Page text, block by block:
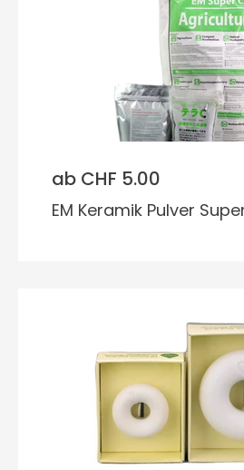
ab CHF 5.00
EM Keramik Pulver